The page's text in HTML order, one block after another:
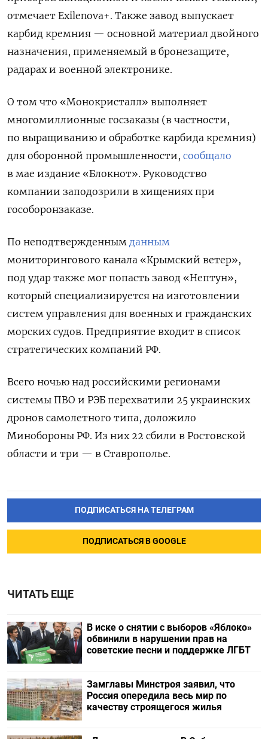
отмечает Exilenova+. Также завод выпускает
карбид кремния — основной материал двойного
назначения, применяемый в бронезащите,
радарах и военной электронике.
О том что «Монокристалл» выполняет
многомиллионные госзаказы (в частности,
по выращиванию и обработке карбида кремния)
для оборонной промышленности, сообщало
в мае издание «Блокнот». Руководство
компании заподозрили в хищениях при
гособоронзаказе.
По неподтвержденным данным
мониторингового канала «Крымский ветер»,
под удар также мог попасть завод «Нептун»,
который специализируется на изготовлении
систем управления для военных и гражданских
морских судов. Предприятие входит в список
стратегических компаний РФ.
Всего ночью над российскими регионами
системы ПВО и РЭБ перехватили 25 украинских
дронов самолетного типа, доложило
Минобороны РФ. Из них 22 сбили в Ростовской
области и три — в Ставрополье.
ПОДПИСАТЬСЯ НА ТЕЛЕГРАМ
ПОДПИСАТЬСЯ В GOOGLE
ЧИТАТЬ ЕЩЕ
В иске о снятии с выборов «Яблоко»
обвинили в нарушении прав на
советские песни и поддержке ЛГБТ
Замглавы Минстроя заявил, что
Россия опередила весь мир по
качеству строящегося жилья